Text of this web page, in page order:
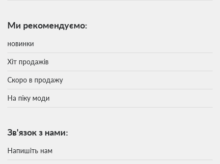
Ми рекомендуємо:
новинки
Хіт продажів
Скоро в продажу
На піку моди
Зв'язок з нами:
Напишіть нам